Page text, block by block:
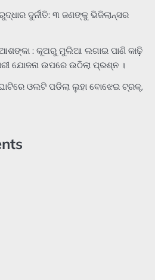
ଦୁର୍ନୀତି: ୩ ଜଣଙ୍କୁ ଭିଜିଲାନ୍ସର
ଆଶଙ୍କା : କୂଅରୁ ମୁଲିଆ ଲଗାଇ ପାଣି କାଢ଼ି
ଯୋଜନା ଉପରେ ଉଠିଲା ପ୍ରଶ୍ନ ।
ଘାଟିରେ ଓଲଟି ପଡିଲା ଲୁହା ବୋଝେଇ ଟ୍ରକ୍‌,